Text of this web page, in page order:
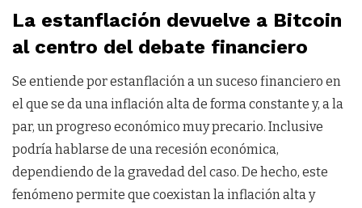
La estanflación devuelve a Bitcoin
al centro del debate financiero
Se entiende por estanflación a un suceso financiero en
el que se da una inflación alta de forma constante y, a la
par, un progreso económico muy precario. Inclusive
podría hablarse de una recesión económica,
dependiendo de la gravedad del caso. De hecho, este
fenómeno permite que coexistan la inflación alta y